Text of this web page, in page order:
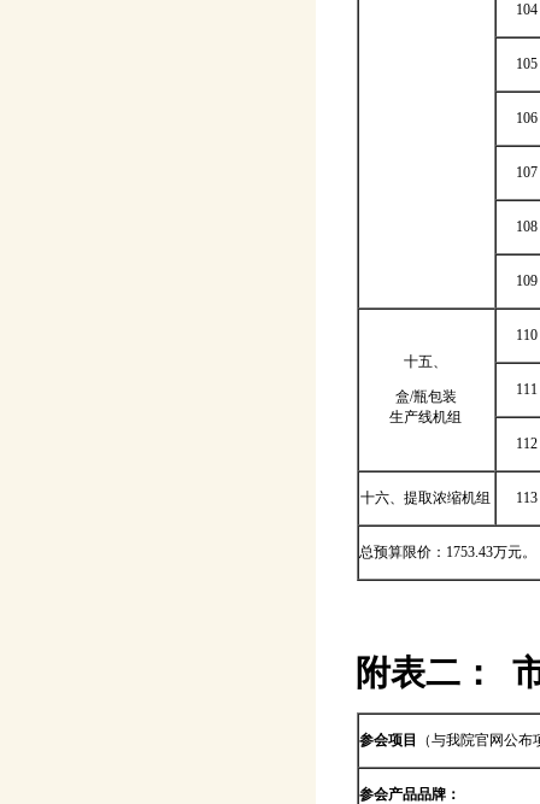
104
105
106
107
108
109
十五、
盒/瓶包装
生产线机组
110
111
112
十六、提取浓缩机组 113
总预算限价：1753.43万元。
附表二 ：
参会项目 （与我院官网公
参会产品品牌：